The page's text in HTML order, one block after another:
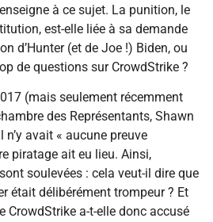
à ce sujet. La punition, le
est-elle liée à sa demande
d’Hunter (et de Joe !) Biden, ou
de questions sur CrowdStrike ?
(mais seulement récemment
des Représentants, Shawn
n’y avait « aucune preuve
piratage ait eu lieu. Ainsi,
soulevées : cela veut-il dire que
était délibérément trompeur ? Et
CrowdStrike a-t-elle donc accusé